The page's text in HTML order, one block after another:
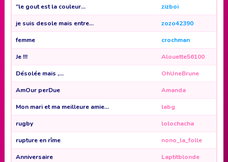
"le gout est la couleur... zizboi
je suis desole mais entre... zozo42390
femme crochman
Je !!! Alouette56100
Désolée mais ,... OhUneBrune
AmOur perDue Amanda
Mon mari et ma meilleure amie... labg
rugby lolochacha
rupture en rîme nono_la_folle
Anniversaire Laptitblonde